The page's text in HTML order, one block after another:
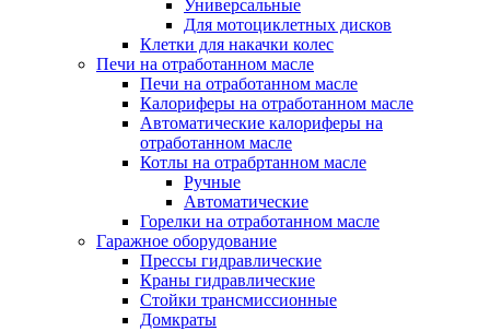
Универсальные
Для мотоциклетных дисков
Клетки для накачки колес
Печи на отработанном масле
Печи на отработанном масле
Калориферы на отработанном масле
Автоматические калориферы на
отработанном масле
Котлы на отрабртанном масле
Ручные
Автоматические
Горелки на отработанном масле
Гаражное оборудование
Прессы гидравлические
Краны гидравлические
Стойки трансмиссионные
Домкраты